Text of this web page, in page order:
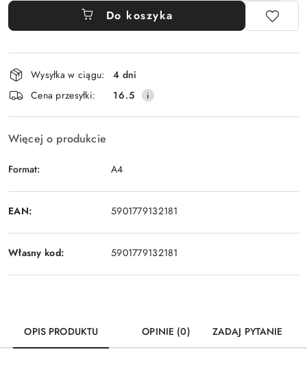
Do koszyka
Dostępność
i
dostawa
Wysyłka w ciągu:
4 dni
Cena przesyłki:
16.5
Więcej o produkcie
Format: A4
EAN: 5901779132181
Własny kod: 5901779132181
OPIS PRODUKTU OPINIE (0) ZADAJ PYTANIE